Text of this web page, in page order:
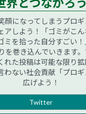
顔になってしまうプロ
アしよう！「ゴミがこ
ミを拾った自分すごい
を巻き込んでいきます
れた投稿は可能な限り
わない社会貢献「プロ
広げよう！
Twitter